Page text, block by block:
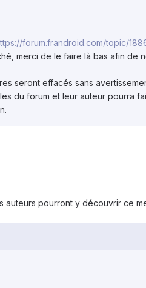
forum.frandroid.com/topic/
merci de le faire là bas afin de
seront effacés sans
du forum et leur auteur pourra
auteurs pourront y découvrir ce